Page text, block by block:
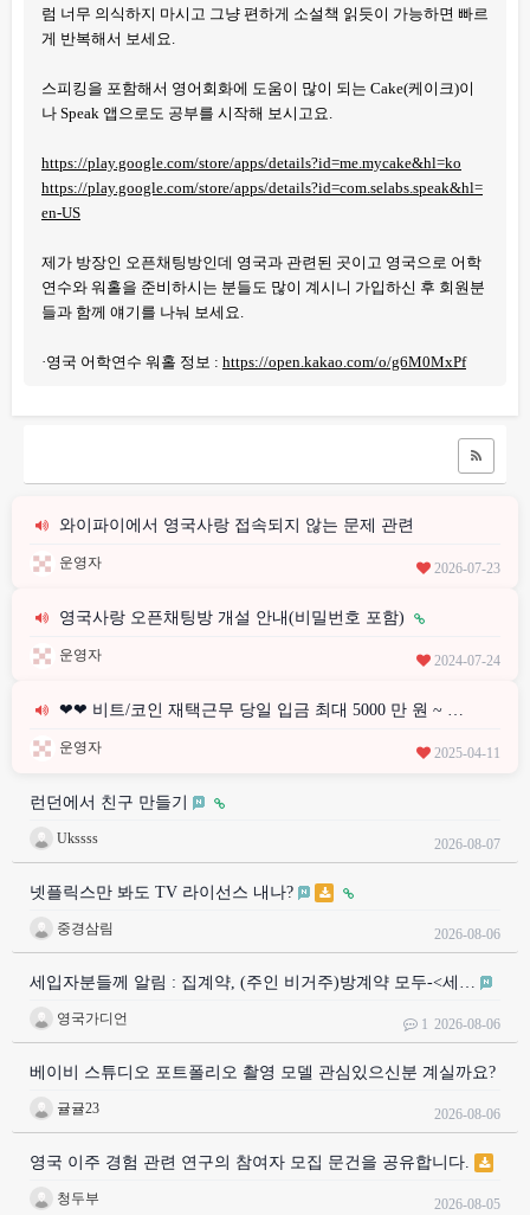
럼 너무 의식하지 마시고 그냥 편하게 소설책 읽듯이 가능하면 빠르
게 반복해서 보세요.
스피킹을 포함해서 영어회화에 도움이 많이 되는 Cake(케이크)이
나 Speak 앱으로도 공부를 시작해 보시고요.
https://play.google.com/store/apps/details?id=me.mycake&hl=ko
https://play.google.com/store/apps/details?id=com.selabs.speak&hl=
en-US
제가 방장인 오픈채팅방인데 영국과 관련된 곳이고 영국으로 어학
연수와 워홀을 준비하시는 분들도 많이 계시니 가입하신 후 회원분
들과 함께 얘기를 나눠 보세요.
·영국 어학연수 워홀 정보 : https://open.kakao.com/o/g6M0MxPf
와이파이에서 영국사랑 접속되지 않는 문제 관련
운영자 2026-07-23
영국사랑 오픈채팅방 개설 안내(비밀번호 포함)
운영자 2024-07-24
❤❤ 비트/코인 재택근무 당일 입금 최대 5000 만 원 ~ …
운영자 2025-04-11
런던에서 친구 만들기
Ukssss 2026-08-07
넷플릭스만 봐도 TV 라이선스 내나?
중경삼림 2026-08-06
세입자분들께 알림 : 집계약, (주인 비거주)방계약 모두-<세…
영국가디언 1 2026-08-06
베이비 스튜디오 포트폴리오 촬영 모델 관심있으신분 계실까요?
귤귤23 2026-08-06
영국 이주 경험 관련 연구의 참여자 모집 문건을 공유합니다.
청두부 2026-08-05